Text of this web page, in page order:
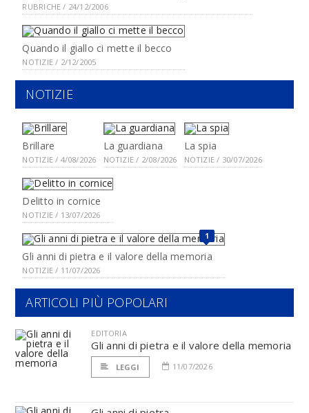
RUBRICHE / 24/12/2006
Quando il giallo ci mette il becco
NOTIZIE / 2/12/2005
NOTIZIE
Brillare
NOTIZIE / 4/08/2026
La guardiana
NOTIZIE / 2/08/2026
La spia
NOTIZIE / 30/07/2026
Delitto in cornice
NOTIZIE / 13/07/2026
1
Gli anni di pietra e il valore della memoria
NOTIZIE / 11/07/2026
ARTICOLI PIÙ POPOLARI
EDITORIA
Gli anni di pietra e il valore della memoria
LEGGI 11/07/2026